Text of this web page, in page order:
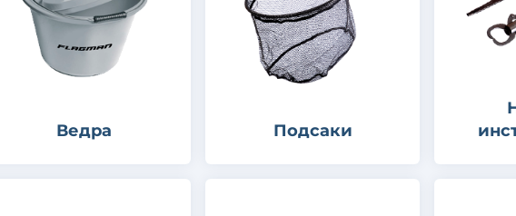
Ведра Подсаки